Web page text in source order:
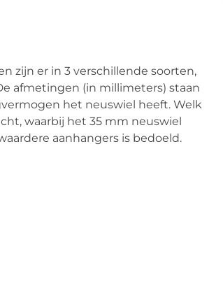
zijn er in 3 verschillende soorten,
afmetingen (in millimeters) staan
het neuswiel heeft. Welk
waarbij het 35 mm neuswiel
aanhangers is bedoeld.